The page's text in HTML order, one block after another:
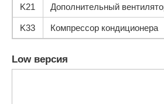
K21 Дополнительный
K33 Компрессор кондиционера
Low версия